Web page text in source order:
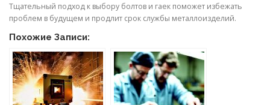
Тщательный подход к выбору болтов и гаек поможет избежать
проблем в будущем и продлит срок службы металлоизделий.
Похожие Записи: